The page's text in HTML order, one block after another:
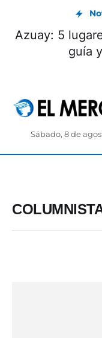
Azuay: 5
guía
Sábado, 8 de